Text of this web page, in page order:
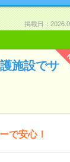
掲載日：
施設でサ
で安心！